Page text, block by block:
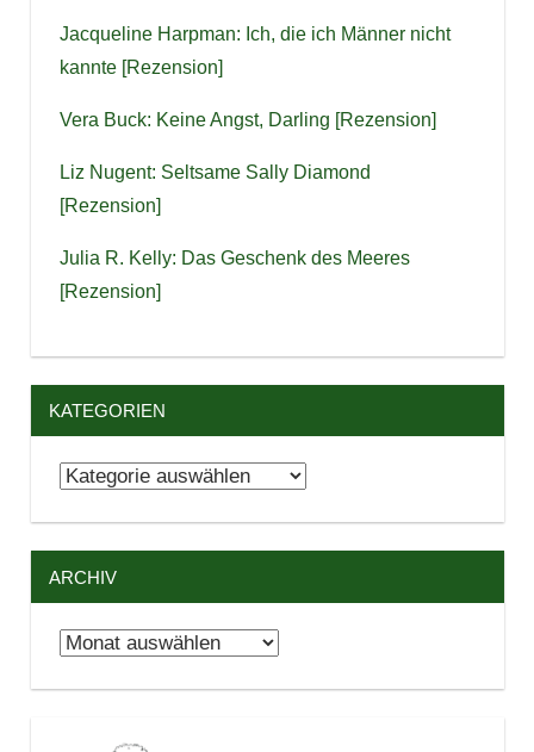
Jacqueline Harpman: Ich, die ich Männer nicht
kannte [Rezension]
Vera Buck: Keine Angst, Darling [Rezension]
Liz Nugent: Seltsame Sally Diamond
[Rezension]
Julia R. Kelly: Das Geschenk des Meeres
[Rezension]
KATEGORIEN
Kategorien
ARCHIV
Archiv